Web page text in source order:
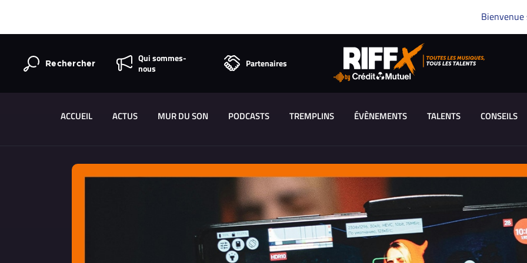
Bienvenue
Rechercher
Qui sommes-
nous
Partenaires
ACCUEIL ACTUS MUR DU SON PODCASTS TREMPLINS ÉVÈNEMENTS TALENTS CONSEILS